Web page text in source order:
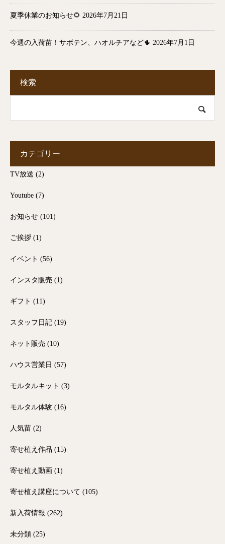
夏季休業のお知らせ🌻 2026年7月21日
今週の入荷苗！サボテン、ハオルチアなど🌵 2026年7月1日
検索
カテゴリー
TV放送 (2)
Youtube (7)
お知らせ (101)
ご挨拶 (1)
イベント (56)
インスタ販売 (1)
ギフト (11)
スタッフ日記 (19)
ネット販売 (10)
ハウス営業日 (57)
モルタルキット (3)
モルタル体験 (16)
人気苗 (2)
寄せ植え作品 (15)
寄せ植え動画 (1)
寄せ植え講座について (105)
新入荷情報 (262)
未分類 (25)